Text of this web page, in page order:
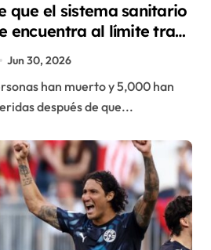
que el sistema sanitario
encuentra al límite tras
Jun 30, 2026
han ​muerto y 5,000 han
después de que...